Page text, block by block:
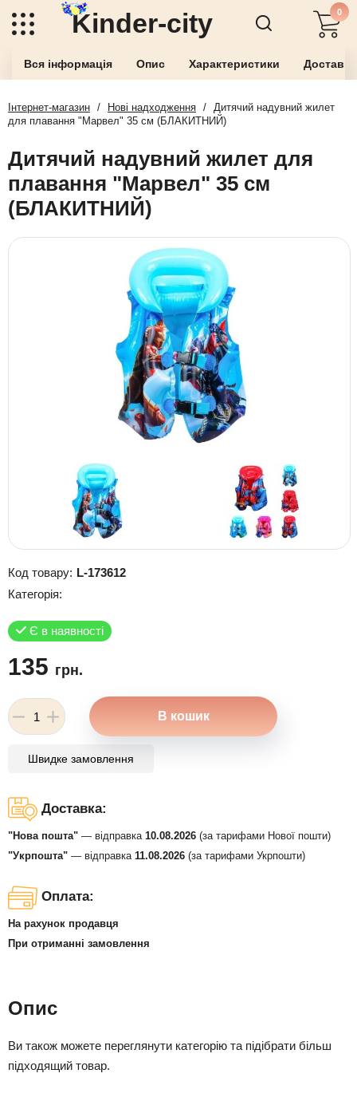
Kinder-city 0
Вся інформація Опис Характеристики
Інтернет-магазин / Нові надходження / Дитячий надувний жилет
для плавання "Марвел" 35 см (БЛАКИТНИЙ)
Дитячий надувний жилет для
плавання "Марвел" 35 см
(БЛАКИТНИЙ)
Код товару: L-173612
Категорія:
Є в наявності
135 грн.
Швидке замовлення
Доставка:
"Нова пошта" — відправка 10.08.2026 (за тарифами Нової пошти)
"Укрпошта" — відправка 11.08.2026 (за тарифами Укрпошти)
Оплата:
На рахунок продавця
При отриманні замовлення
Опис
Ви також можете переглянути категорію та підібрати більш
підходящий товар.